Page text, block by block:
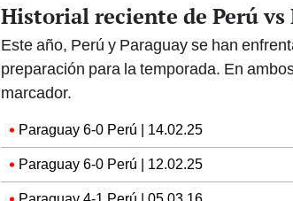
Historial reciente de Perú
Este año, Perú y Paraguay se han
preparación para la temporada. En
marcador.
Paraguay 6-0 Perú | 14.02.25
Paraguay 6-0 Perú | 12.02.25